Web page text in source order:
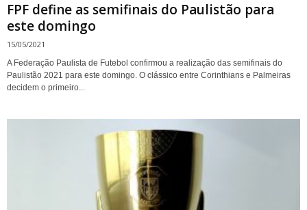
FPF define as semifinais do Paulistão para
este domingo
15/05/2021
A Federação Paulista de Futebol confirmou a realização das semifinais do
Paulistão 2021 para este domingo. O clássico entre Corinthians e Palmeiras
decidem o primeiro...